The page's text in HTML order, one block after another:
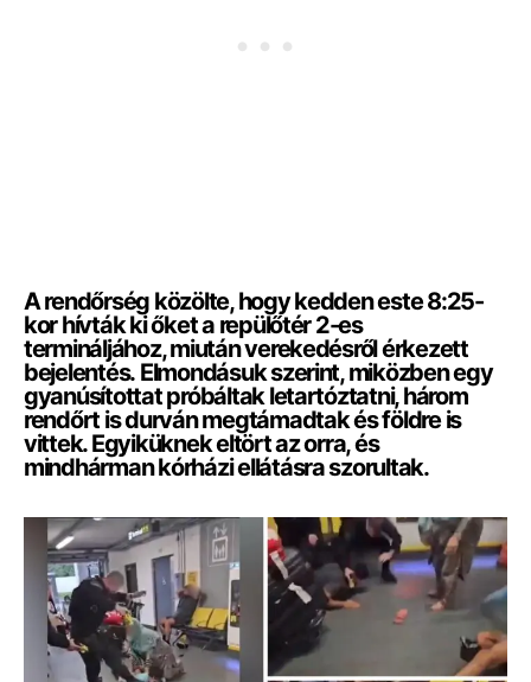
A rendőrség közölte, hogy kedden este 8:25-
kor hívták ki őket a repülőtér 2-es
termináljához, miután verekedésről érkezett
bejelentés. Elmondásuk szerint, miközben egy
gyanúsítottat próbáltak letartóztatni, három
rendőrt is durván megtámadtak és földre is
vittek. Egyiküknek eltört az orra, és
mindhárman kórházi ellátásra szorultak.